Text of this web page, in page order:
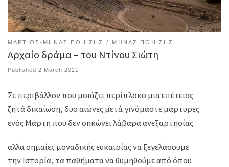
ΜΑΡΤΙΟΣ-ΜΗΝΑΣ ΠΟΙΗΣΗΣ ΜΉΝΑΣ ΠΟΊΗΣΗΣ
Αρχαίο δράμα – του Ντίνου Σιώτη
Published 2 March 2021
Σε περιβάλλον που μοιάζει περίπλοκο μια επέτειος
ζητά δικαίωση, δυο αιώνες μετά γινόμαστε μάρτυρες
ενός Μάρτη που δεν σηκώνει λάβαρα ανεξαρτησίας
αλλά σημαίες μοναδικής ευκαιρίας να ξεγελάσουμε
την Ιστορία, τα παθήματα να θυμηθούμε από όπου